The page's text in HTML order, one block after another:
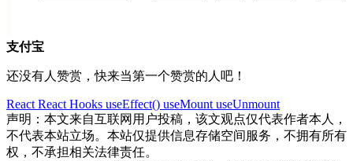
支付宝
还没有人赞赏，快来当第一个赞赏的人吧！
React React Hooks useEffect() useMount useUnmount
声明：本文来自互联网用户投稿，该文观点仅代表作者本人，
不代表本站立场。本站仅提供信息存储空间服务，不拥有所有
权，不承担相关法律责任。